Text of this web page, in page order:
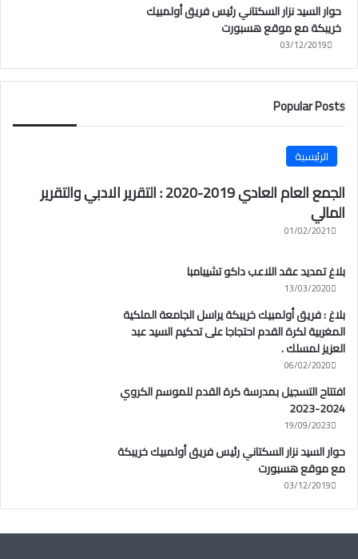
حوار السيد نزار السكتاني رئيس فريق أولمبيك
خريبكة مع موقع هسبورت
03/12/2019
Popular Posts
الرئيسية
الجمع العام العادي 2019-2020 : التقرير الادبي والتقرير
المالي
01/02/2021
بلاغ تمديد عقد اللاعب داكو تشيبامبا
13/03/2020
بلاغ : فريق أولمبيك خريبكة يراسل الجامعة الملكية
المغربية لكرة القدم احتجاجا على تحكيم السيد عبد
العزيز لمسلك .
06/02/2020
افتتاح التسجيل بمدرسة كرة القدم للموسم الكروي
2024-2023
19/09/2023
حوار السيد نزار السكتاني رئيس فريق أولمبيك خريبكة
مع موقع هسبورت
03/12/2019